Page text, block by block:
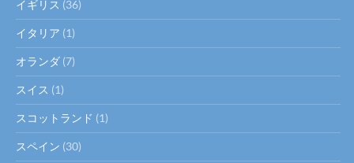
イギリス (36)
イタリア (1)
オランダ (7)
スイス (1)
スコットランド (1)
スペイン (30)